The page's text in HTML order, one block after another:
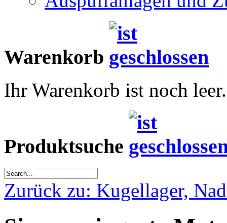
Warenkorb
Ihr Warenkorb ist noch leer.
Produktsuche
Zurück zu: Kugellager,